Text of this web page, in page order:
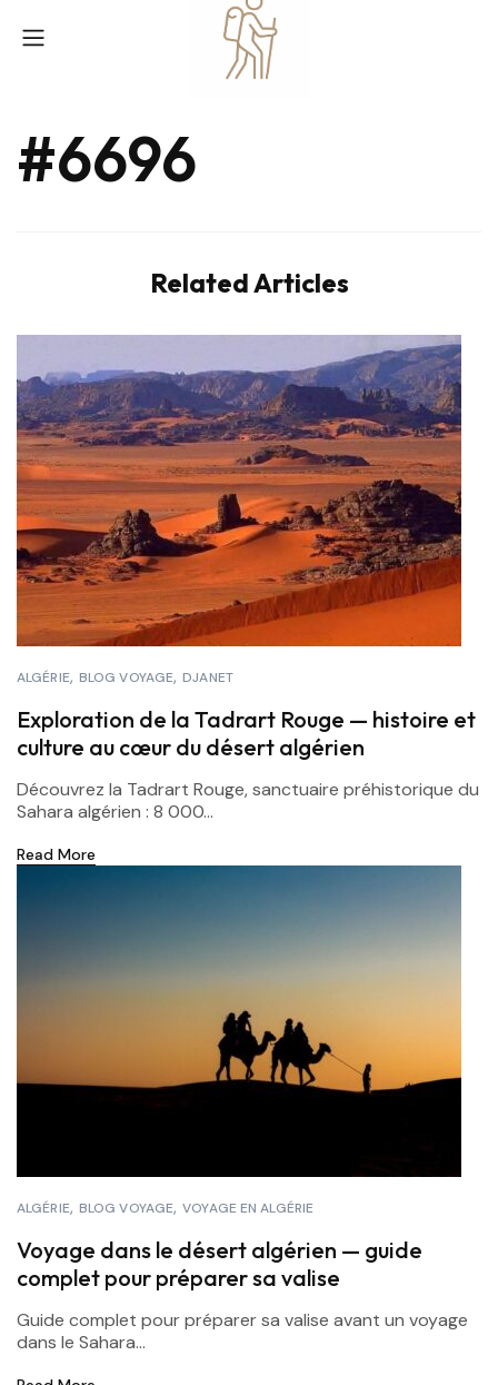
#6696
Related Articles
ALGÉRIE BLOG VOYAGE DJANET
Exploration de la Tadrart Rouge — histoire et
culture au cœur du désert algérien
Découvrez la Tadrart Rouge, sanctuaire préhistorique du
Sahara algérien : 8 000...
Read More
ALGÉRIE BLOG VOYAGE VOYAGE EN ALGÉRIE
Voyage dans le désert algérien — guide
complet pour préparer sa valise
Guide complet pour préparer sa valise avant un voyage
dans le Sahara...